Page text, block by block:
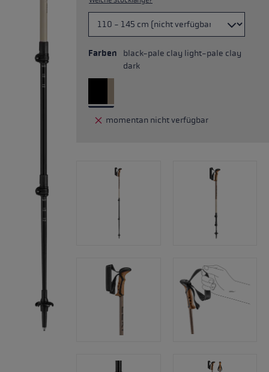
Farben
black-pale clay light-pale clay
dark
momentan nicht verfügbar